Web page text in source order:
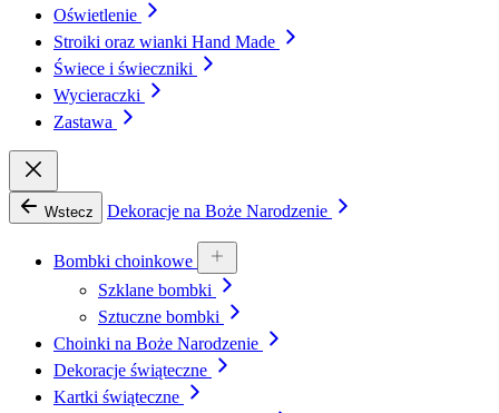
Oświetlenie
Stroiki oraz wianki Hand Made
Świece i świeczniki
Wycieraczki
Zastawa
Wstecz Dekoracje na Boże Narodzenie
Bombki choinkowe
Szklane bombki
Sztuczne bombki
Choinki na Boże Narodzenie
Dekoracje świąteczne
Kartki świąteczne